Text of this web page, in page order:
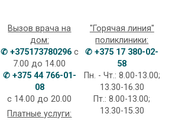
Вызов врача на
дом:
✆ +375173780296с
7.00 до 14.00
✆ +375 44 766-01-
08
с 14.00 до 20.00
Платные услуги:
"Горячая линия"
поликлиники:
✆ +375 17 380-02-
58
Пн. - Чт.: 8.00-13.00;
13.30-16.30
Пт.: 8.00-13.00;
13.30-15.30